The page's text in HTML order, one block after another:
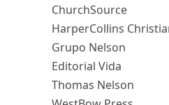
ChurchSource
HarperCollins
Grupo Nelson
Editorial Vida
Thomas Nelson